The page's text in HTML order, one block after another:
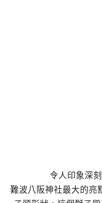
令人印象深
難波八阪神社最大的亮